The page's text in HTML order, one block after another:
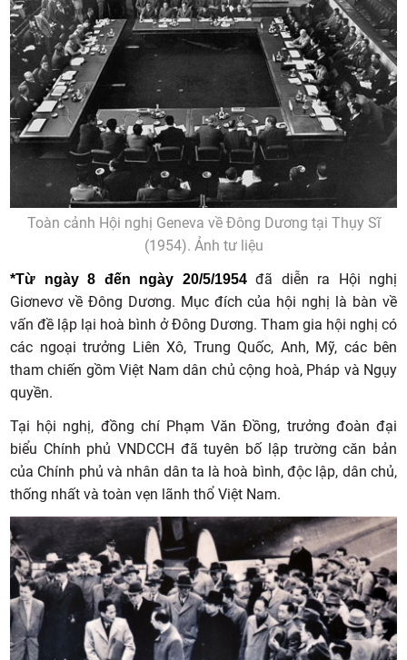
Toàn cảnh Hội nghị Geneva về Đông Dương tại Thụy Sĩ
(1954). Ảnh tư liệu
*Từ ngày 8 đến ngày 20/5/1954đã diễn ra Hội nghị
Giơnevơ về Đông Dương. Mục đích của hội nghị là bàn về
vấn đề lập lại hoà bình ở Đông Dương. Tham gia hội nghị có
các ngoại trưởng Liên Xô, Trung Quốc, Anh, Mỹ, các bên
tham chiến gồm Việt Nam dân chủ cộng hoà, Pháp và Ngụy
quyền.
Tại hội nghị, đồng chí Phạm Văn Đồng, trưởng đoàn đại
biểu Chính phủ VNDCCH đã tuyên bố lập trường căn bản
của Chính phủ và nhân dân ta là hoà bình, độc lập, dân chủ,
thống nhất và toàn vẹn lãnh thổ Việt Nam.